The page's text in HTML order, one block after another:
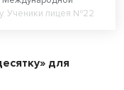
Ученики лицея №22
для